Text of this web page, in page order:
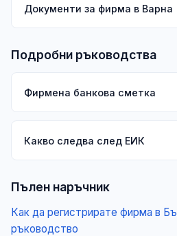
Документи за фирма в Варна
Подробни ръководства
Фирмена банкова сметка
Какво следва след ЕИК
Пълен наръчник
Как да регистрирате фирма в
ръководство